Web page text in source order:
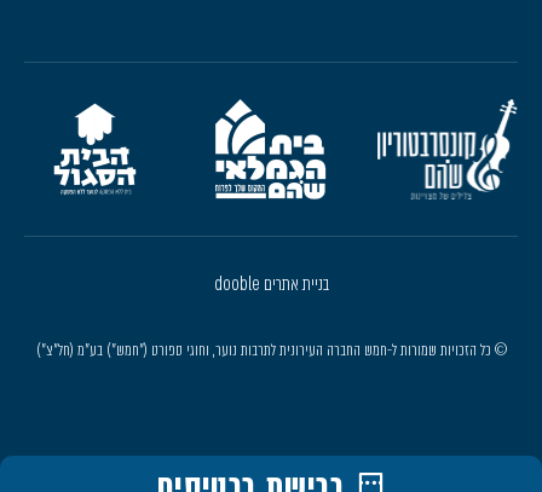
© כל הזכויות שמורות ל-חמש החברה העירונית לתרבות נוער, וחוגי ספורט ("חמש") בע"מ (חל"צ")
בניית אתרים dooble